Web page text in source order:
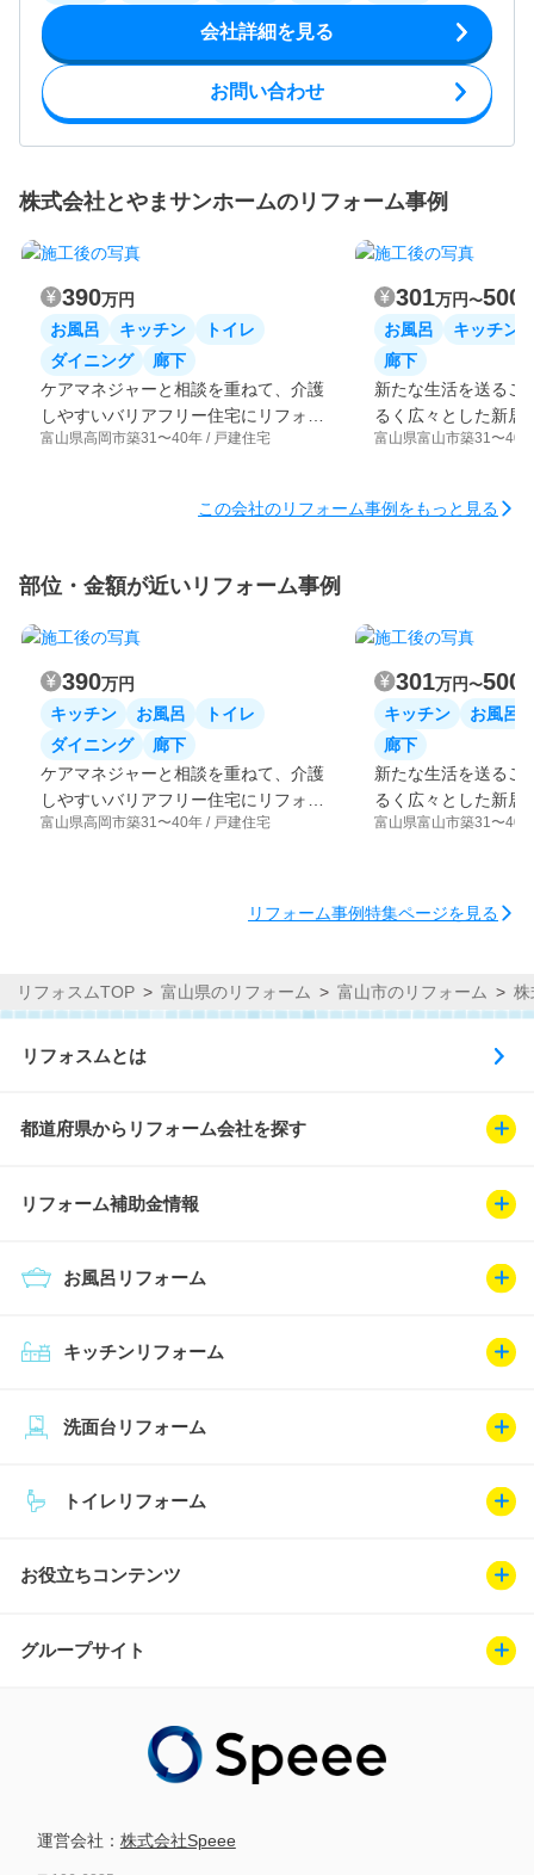
お問い合わせ
会社詳細を見る
株式会社とやまサンホームのリフォーム事例
390万円
お風呂
キッチン
トイレ
ダイニング
廊下
ケアマネジャーと相談を重ねて、介護
しやすいバリアフリー住宅にリフォー
ム
富山県高岡市築31〜40年 / 戸建住宅
301万円〜500
お風呂
キッチン
廊下
新たな生活を送るご
るく広々とした新居
富山県富山市築31〜40
この会社のリフォーム事例をもっと見る
部位・金額が近いリフォーム事例
390万円
キッチン
お風呂
トイレ
ダイニング
廊下
ケアマネジャーと相談を重ねて、介護
しやすいバリアフリー住宅にリフォー
ム
富山県高岡市築31〜40年 / 戸建住宅
301万円〜500
キッチン
お風呂
廊下
新たな生活を送るご
るく広々とした新居
富山県富山市築31〜40
リフォーム事例特集ページを見る
リフォスムTOP 富山県のリフォーム 富山市のリフォーム 株
リフォスムとは
都道府県からリフォーム会社を探す
リフォーム補助金情報
キッチンリフォーム
お風呂リフォーム
トイレリフォーム
洗面台リフォーム
お役立ちコンテンツ
グループサイト
運営会社： 株式会社Speee